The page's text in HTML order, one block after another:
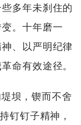
多年未刹住的
。十年磨一
、以严明纪律
命有效途径。
坝，锲而不舍
钉钉子精神，